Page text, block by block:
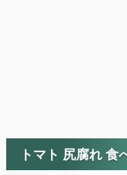
トマト 尻腐れ 食